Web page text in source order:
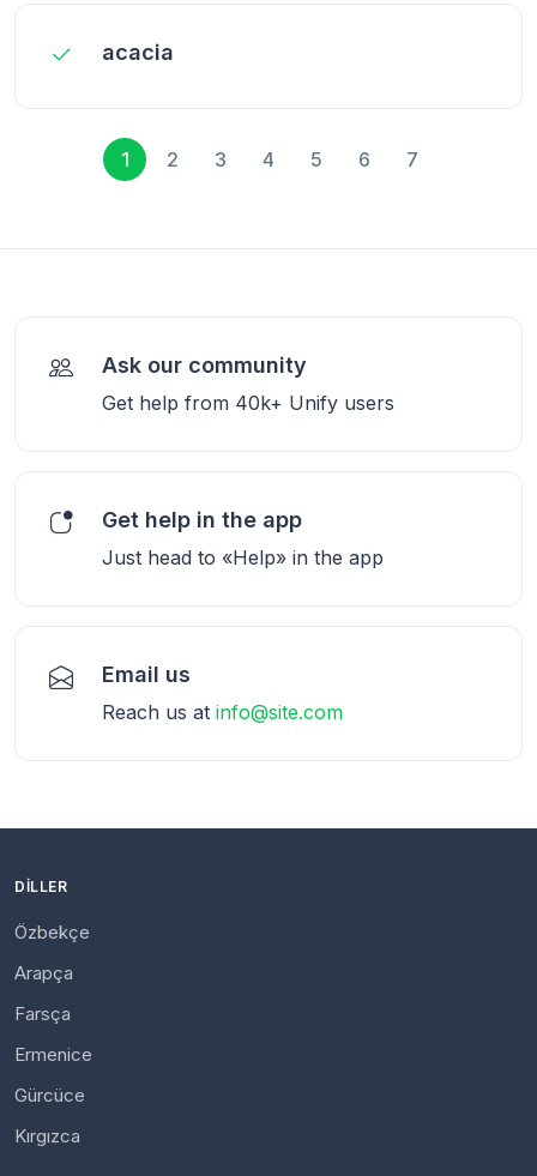
acacia
1 2 3 4 5 6 7
Ask our community
Get help from 40k+ Unify users
Get help in the app
Just head to «Help» in the app
Email us
Reach us at info@site.com
DILLER
Özbekçe
Arapça
Farsça
Ermenice
Gürcüce
Kırgızca